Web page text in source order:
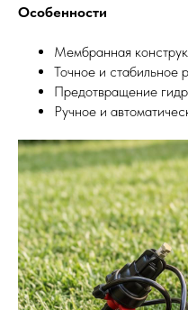
Особенности
Мембранная
Точное и стабильное
Предотвращение
Ручное и